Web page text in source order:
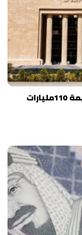
اليوم.. المركزي يطرح أذون خزانة بقيمة 110مليارات